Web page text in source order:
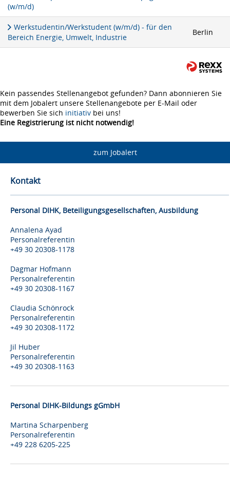
(w/m/d)
Werkstudentin/Werkstudent (w/m/d) - für den
Bereich Energie, Umwelt, Industrie
Berlin
Kein passendes Stellenangebot gefunden? Dann abonnieren Sie
mit dem Jobalert unsere Stellenangebote per E-Mail oder
bewerben Sie sich initiativ bei uns!
Eine Registrierung ist nicht notwendig!
zum Jobalert
Kontakt
Personal DIHK, Beteiligungsgesellschaften, Ausbildung
Annalena Ayad
Personalreferentin
+49 30 20308-1178
Dagmar Hofmann
Personalreferentin
+49 30 20308-1167
Claudia Schönrock
Personalreferentin
+49 30 20308-1172
Jil Huber
Personalreferentin
+49 30 20308-1163
Personal DIHK-Bildungs gGmbH
Martina Scharpenberg
Personalreferentin
+49 228 6205-225